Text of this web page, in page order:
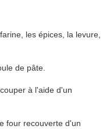
les épices, la levure,
de pâte.
à l'aide d'un
four recouverte d'un